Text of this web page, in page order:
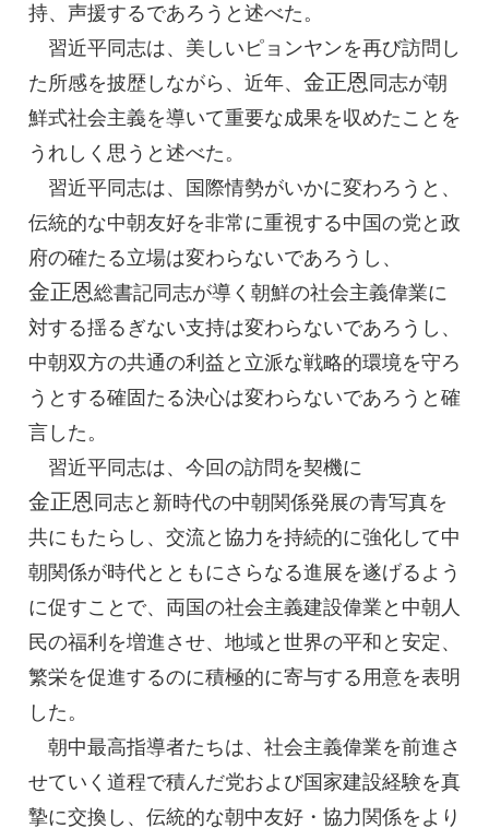
持、声援するであろうと述べた。
習近平同志は、美しいピョンヤンを再び訪問し
た所感を披歴しながら、近年、 金正恩 同志が朝
鮮式社会主義を導いて重要な成果を収めたことを
うれしく思うと述べた。
習近平同志は、国際情勢がいかに変わろうと、
伝統的な中朝友好を非常に重視する中国の党と政
府の確たる立場は変わらないであろうし、
金正恩総書記 同志が導く朝鮮の社会主義偉業に
対する揺るぎない支持は変わらないであろうし、
中朝双方の共通の利益と立派な戦略的環境を守ろ
うとする確固たる決心は変わらないであろうと確
言した。
習近平同志は、今回の訪問を契機に
金正恩 同志と新時代の中朝関係発展の青写真を
共にもたらし、交流と協力を持続的に強化して中
朝関係が時代とともにさらなる進展を遂げるよう
に促すことで、両国の社会主義建設偉業と中朝人
民の福利を増進させ、地域と世界の平和と安定、
繁栄を促進するのに積極的に寄与する用意を表明
した。
朝中最高指導者たちは、社会主義偉業を前進さ
せていく道程で積んだ党および国家建設経験を真
摯に交換し、伝統的な朝中友好・協力関係をより